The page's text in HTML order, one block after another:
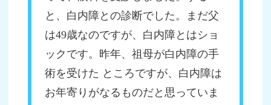
と、白内障との診断でした。まだ父
は49歳なのですが、白内障とはショ
ックです。昨年、祖母が白内障の手
術を受けた ところですが、白内障は
お年寄りがなるものだと思っていま